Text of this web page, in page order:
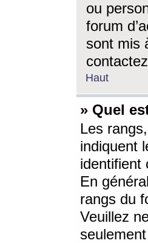
ou
forum
sont mis
Haut
» Quel
Les
indiquent
identifient
En
rangs du
Veuillez